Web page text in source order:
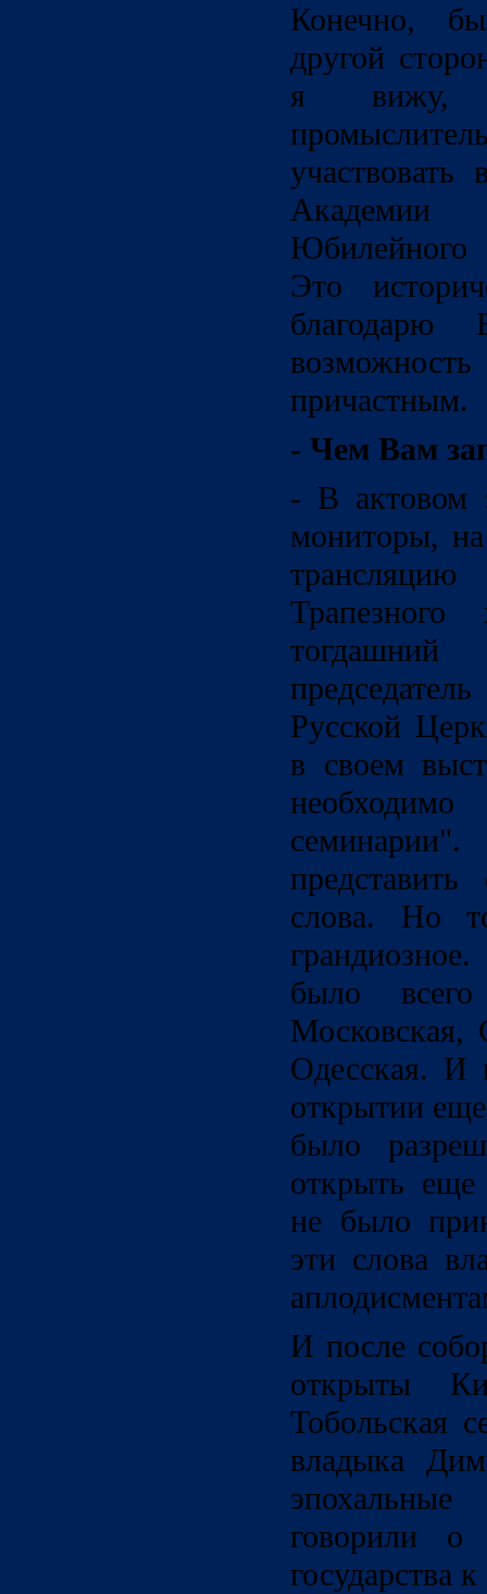
Конечно,
другой
я вижу,
участвовать
Это
причастным.
- Чем Вам
- В актовом
мониторы,
трансляцию
Русской
в своем
слова. Но
было
Московская,
Одесская. И
открытии
было
открыть еще
не было
эти слова
И после
открыты
Тобольская
владыка
говорили о
государства